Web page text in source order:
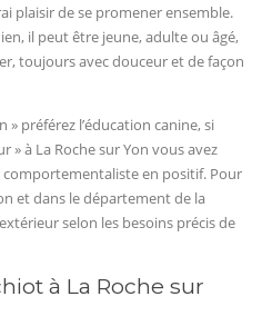
plaisir de se promener ensemble.
il peut être jeune, adulte ou âgé,
toujours avec douceur et de façon
» préférez l’éducation canine, si
» à La Roche sur Yon vous avez
en positif. Pour
et dans le département de la
selon les besoins précis de
à La Roche sur